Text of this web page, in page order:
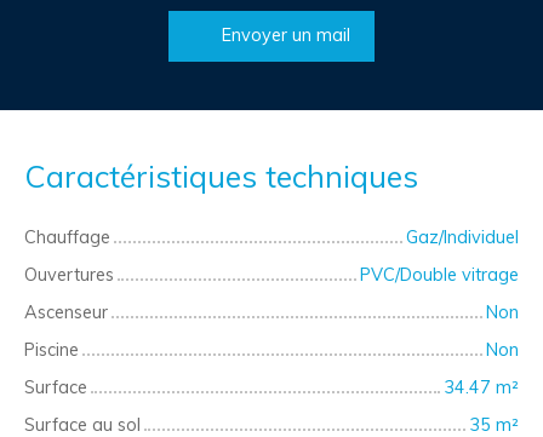
Envoyer un mail
Caractéristiques techniques
Chauffage
Gaz/Individuel
Ouvertures
PVC/Double vitrage
Ascenseur
Non
Piscine
Non
Surface
34.47 m²
Surface au sol
35 m²